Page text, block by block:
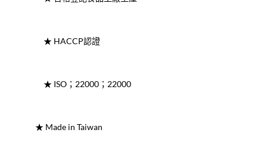
★ HACCP認證
★ ISO；22000；22000
★ Made in Taiwan